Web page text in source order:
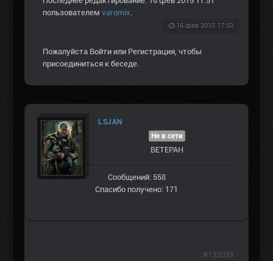
пользователем varomix.
16 фев 2015 17:50
Пожалуйста Войти или Регистрация, чтобы
присоединиться к беседе.
LSJAN
Не в сети
ВЕТЕРАН
Сообщений: 558
Спасибо получено: 171
#132033